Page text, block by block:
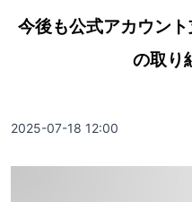
今後も公式アカウン
の取り
2025-07-18 12:00